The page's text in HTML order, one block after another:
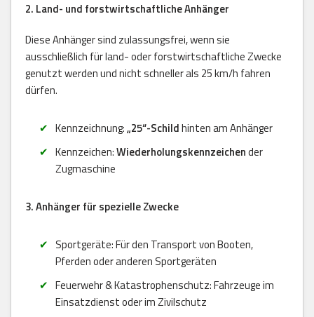
2. Land- und forstwirtschaftliche Anhänger
Diese Anhänger sind zulassungsfrei, wenn sie
ausschließlich für land- oder forstwirtschaftliche Zwecke
genutzt werden und nicht schneller als 25 km/h fahren
dürfen.
Kennzeichnung:„25“-Schildhinten am Anhänger
Kennzeichen:Wiederholungskennzeichender
Zugmaschine
3. Anhänger für spezielle Zwecke
Sportgeräte: Für den Transport von Booten,
Pferden oder anderen Sportgeräten
Feuerwehr & Katastrophenschutz: Fahrzeuge im
Einsatzdienst oder im Zivilschutz